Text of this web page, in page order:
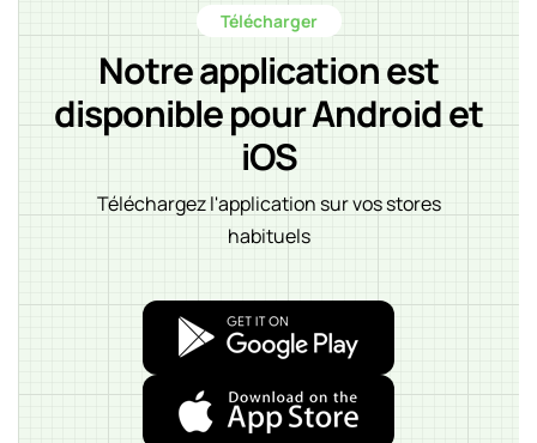
Télécharger
Notre application est
disponible pour Android et
iOS
Téléchargez l'application sur vos stores
habituels